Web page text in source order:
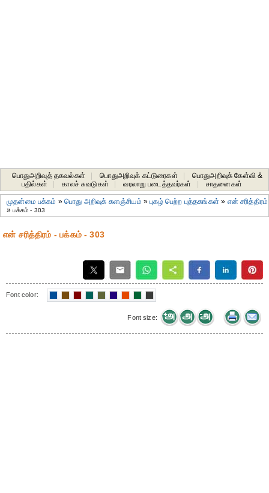
பொதுஅறிவுத் தகவல்கள் பொதுஅறிவுக் கட்டுரைகள்
பொதுஅறிவுக் கேள்வி &
பதில்கள்
காலச் சுவடுகள் வரலாறு படைத்தவர்கள் சாதனைகள்‎
முதன்மை பக்கம் »பொது அறிவுக் களஞ்சியம் »புகழ் பெற்ற புத்தகங்கள் » என் சரித்திரம்
»பக்கம் - 303
என் சரித்திரம் - பக்கம் - 303
Font color:
Font size: